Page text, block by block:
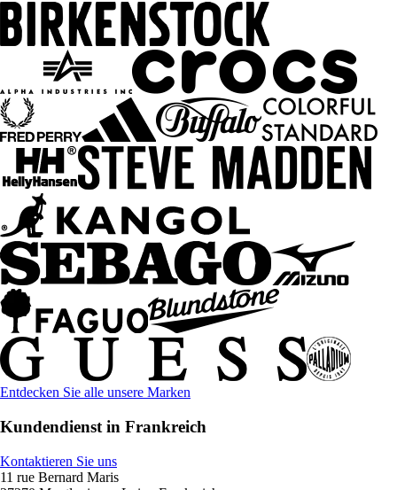
Entdecken Sie alle unsere Marken
Kundendienst in Frankreich
Kontaktieren Sie uns
11 rue Bernard Maris